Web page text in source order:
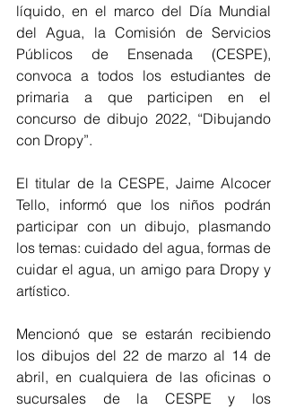
líquido, en el marco del Día Mundial
del Agua, la Comisión de Servicios
Públicos de Ensenada (CESPE),
convoca a todos los estudiantes de
primaria a que participen en el
concurso de dibujo 2022, “Dibujando
con Dropy”.
El titular de la CESPE, Jaime Alcocer
Tello, informó que los niños podrán
participar con un dibujo, plasmando
los temas: cuidado del agua, formas de
cuidar el agua, un amigo para Dropy y
artístico.
Mencionó que se estarán recibiendo
los dibujos del 22 de marzo al 14 de
abril, en cualquiera de las oficinas o
sucursales de la CESPE y los